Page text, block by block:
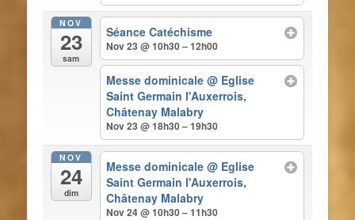
NOV
23
sam
Séance Catéchisme
Nov 23 @ 10h30 – 12h00
Messe dominicale@ Eglise
Saint Germain l'Auxerrois,
Châtenay Malabry
Nov 23 @ 18h30 – 19h30
NOV
24
dim
Messe dominicale@ Eglise
Saint Germain l'Auxerrois,
Châtenay Malabry
Nov 24 @ 10h30 – 11h30